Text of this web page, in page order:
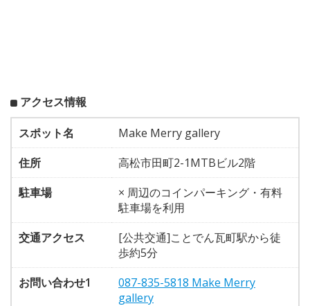
アクセス情報
スポット名
Make Merry gallery
住所
高松市田町2-1MTBビル2階
駐車場
× 周辺のコインパーキング・有料
駐車場を利用
交通アクセス
[公共交通]ことでん瓦町駅から徒
歩約5分
お問い合わせ1
087-835-5818 Make Merry
gallery